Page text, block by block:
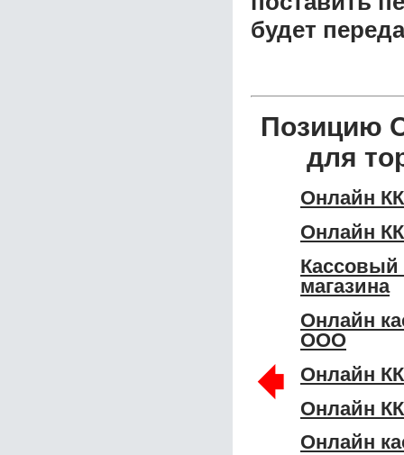
будет
Позицию
для
Онлайн
Онлайн
магазина
Онлайн
ООО
Онлайн
Онлайн
Онлайн
🠸